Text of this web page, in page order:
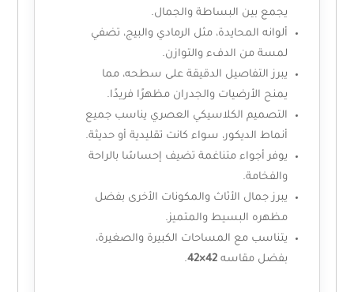
يجمع بين البساطة والجمال.
ألوانه المحايدة، مثل الرمادي والبيج، تضفي
لمسة من الدفء والتوازن.
يبرز التفاصيل الدقيقة على سطحه، مما
يمنح الأرضيات والجدران مظهرًا فريدًا.
التصميم الكلاسيكي العصري يناسب جميع
أنماط الديكور، سواء كانت تقليدية أو حديثة.
يوفر أجواء متناغمة تضيف إحساسًا بالراحة
والفخامة.
يبرز جمال الأثاث والمكونات الأخرى بفضل
مظهره البسيط والمتميز.
يتناسب مع المساحات الكبيرة والصغيرة،
بفضل مقاسه42×42
.